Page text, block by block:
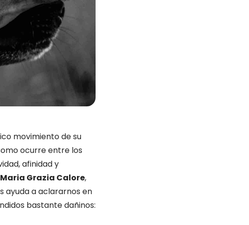
movimiento de su
ocurre entre los
afinidad y
Grazia Calore,
ayuda a aclararnos en
bastante dañinos: